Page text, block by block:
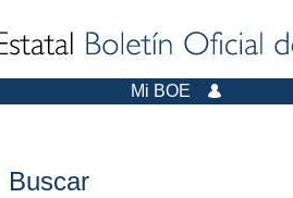
Mi BOE
Buscar